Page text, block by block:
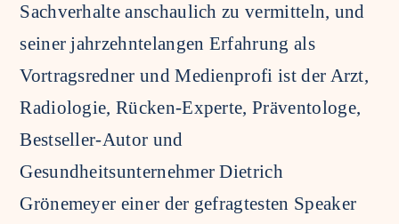
Sachverhalte anschaulich zu vermitteln, und
seiner jahrzehntelangen Erfahrung als
Vortragsredner und Medienprofi ist der Arzt,
Radiologie, Rücken-Experte, Präventologe,
Bestseller-Autor und
Gesundheitsunternehmer Dietrich
Grönemeyer einer der gefragtesten Speaker